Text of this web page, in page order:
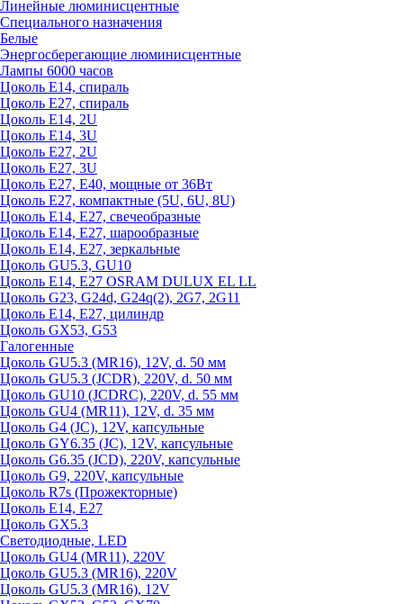
Линейные люминисцентные
Специального назначения
Белые
Энергосберегающие люминисцентные
Лампы 6000 часов
Цоколь Е14, спираль
Цоколь Е27, спираль
Цоколь Е14, 2U
Цоколь Е14, 3U
Цоколь Е27, 2U
Цоколь Е27, 3U
Цоколь Е27, Е40, мощные от 36Вт
Цоколь Е27, компактные (5U, 6U, 8U)
Цоколь Е14, Е27, свечеобразные
Цоколь Е14, Е27, шарообразные
Цоколь Е14, Е27, зеркальные
Цоколь GU5.3, GU10
Цоколь Е14, Е27 OSRAM DULUX EL LL
Цоколь G23, G24d, G24q(2), 2G7, 2G11
Цоколь Е14, Е27, цилиндр
Цоколь GX53, G53
Галогенные
Цоколь GU5.3 (MR16), 12V, d. 50 мм
Цоколь GU5.3 (JCDR), 220V, d. 50 мм
Цоколь GU10 (JCDRC), 220V, d. 55 мм
Цоколь GU4 (MR11), 12V, d. 35 мм
Цоколь G4 (JC), 12V, капсульные
Цоколь GY6.35 (JC), 12V, капсульные
Цоколь G6.35 (JCD), 220V, капсульные
Цоколь G9, 220V, капсульные
Цоколь R7s (Прожекторные)
Цоколь E14, E27
Цоколь GX5.3
Светодиодные, LED
Цоколь GU4 (MR11), 220V
Цоколь GU5.3 (MR16), 220V
Цоколь GU5.3 (MR16), 12V